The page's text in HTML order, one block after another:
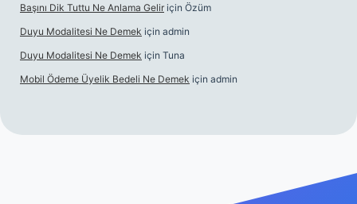
Başını Dik Tuttu Ne Anlama Gelir için Özüm
Duyu Modalitesi Ne Demek için admin
Duyu Modalitesi Ne Demek için Tuna
Mobil Ödeme Üyelik Bedeli Ne Demek için admin